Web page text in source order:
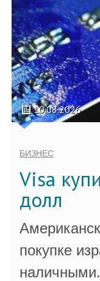
10.08.2026
БИЗНЕС
Visa
долл
покупке
наличными.